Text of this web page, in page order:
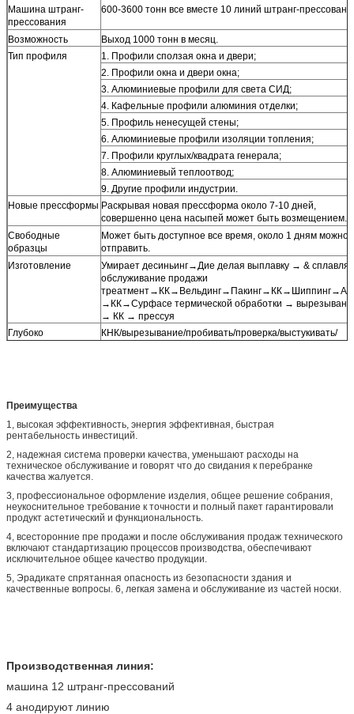
Машина штранг-
прессования
600-3600 тонн все вместе 10 линий штранг-
Возможность
Выход 1000 тонн в месяц.
Тип профиля
1. Профили сползая окна и двери;
2. Профили окна и двери окна;
3. Алюминиевые профили для света СИД;
4. Кафельные профили алюминия отделки;
5. Профиль ненесущей стены;
6. Алюминиевые профили изоляции топления;
7. Профили круглых/квадрата генерала;
8. Алюминиевый теплоотвод;
9. Другие профили индустрии.
Новые прессформы Раскрывая новая прессформа около 7-10 дней,
совершенно цена насыпей может быть возмещением.
Свободные
образцы
Может быть доступное все время, около 1 дням можно
отправить.
Изготовление
Умирает десиньинг→Дие делая выплавку → & сплавляя
обслуживание продажи
→КК→Сурфасе термической обработки →
→ КК → прессуя
Глубоко
КНК/вырезывание/пробивать/проверка/выстукивать/
Преимущества
1, высокая эффективность, энергия эффективная, быстрая
рентабельность инвестиций.
2, надежная система проверки качества, уменьшают расходы на
техническое обслуживание и говорят что до свидания к перебранке
качества жалуется.
3, профессиональное оформление изделия, общее решение собрания,
неукоснительное требование к точности и полный пакет гарантировали
продукт астетический и функциональность.
4, всесторонние пре продажи и после обслуживания продаж технического
включают стандартизацию процессов производства, обеспечивают
исключительное общее качество продукции.
5, Эрадикате спрятанная опасность из безопасности здания и
качественные вопросы. 6, легкая замена и обслуживание из частей носки.
Производственная линия:
машина 12 штранг-прессований
4 анодируют линию